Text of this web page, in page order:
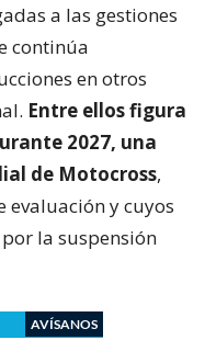
a las gestiones
continúa
en otros
Entre ellos figura
2027, una
de Motocross,
evaluación y cuyos
la suspensión
AVÍSANOS